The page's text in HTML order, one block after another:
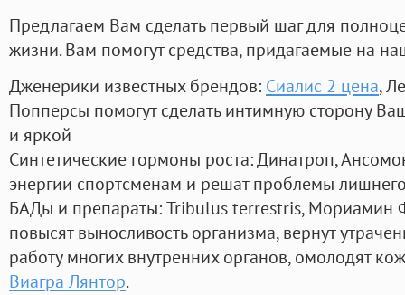
Предлагаем Вам сделать первый шаг для
жизни. Вам помогут средства, придагаемые на
Дженерики известных брендов: Сиалис 2 цена,
Попперсы помогут сделать интимную сторону
и яркой
Синтетические гормоны роста: Динатроп,
энергии спортсменам и решат проблемы
БАДы и препараты:Tribulus terrestris, Мориамин
повысят выносливость организма, вернут
работу многих внутренних органов, омолодят
Виагра Лянтор.